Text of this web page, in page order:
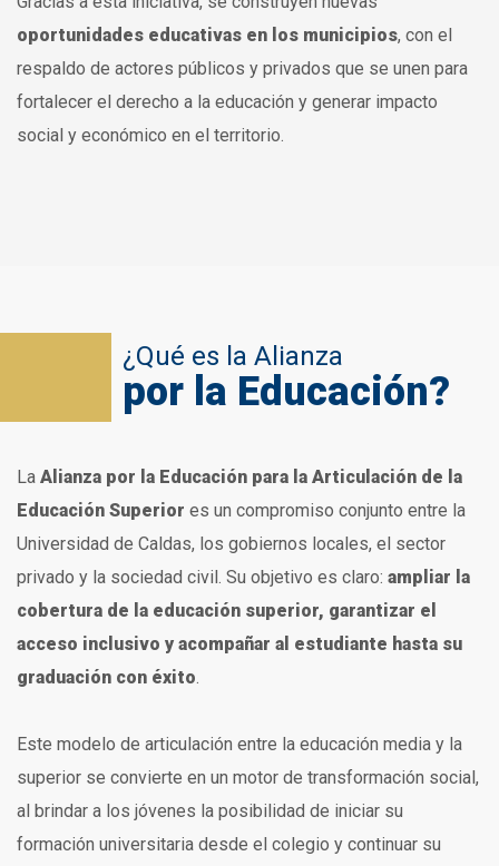
oportunidades educativas en los municipios, con el
respaldo de actores públicos y privados que se unen para
fortalecer el derecho a la educación y generar impacto
social y económico en el territorio.
¿Qué es la Alianza
por la Educación?
La Alianza por la Educación para la Articulación de la
Educación Superior es un compromiso conjunto entre la
Universidad de Caldas, los gobiernos locales, el sector
privado y la sociedad civil. Su objetivo es claro: ampliar la
cobertura de la educación superior, garantizar el
acceso inclusivo y acompañar al estudiante hasta su
graduación con éxito.
Este modelo de articulación entre la educación media y la
superior se convierte en un motor de transformación social,
al brindar a los jóvenes la posibilidad de iniciar su
formación universitaria desde el colegio y continuar su